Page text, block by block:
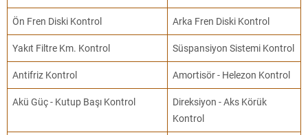
Ön Fren Diski Kontrol Arka Fren Diski Kontrol
Yakıt Filtre Km. Kontrol Süspansiyon Sistemi Kontrol
Antifriz Kontrol Amortisör - Helezon Kontrol
Akü Güç - Kutup Başı Kontrol
Direksiyon - Aks Körük
Kontrol